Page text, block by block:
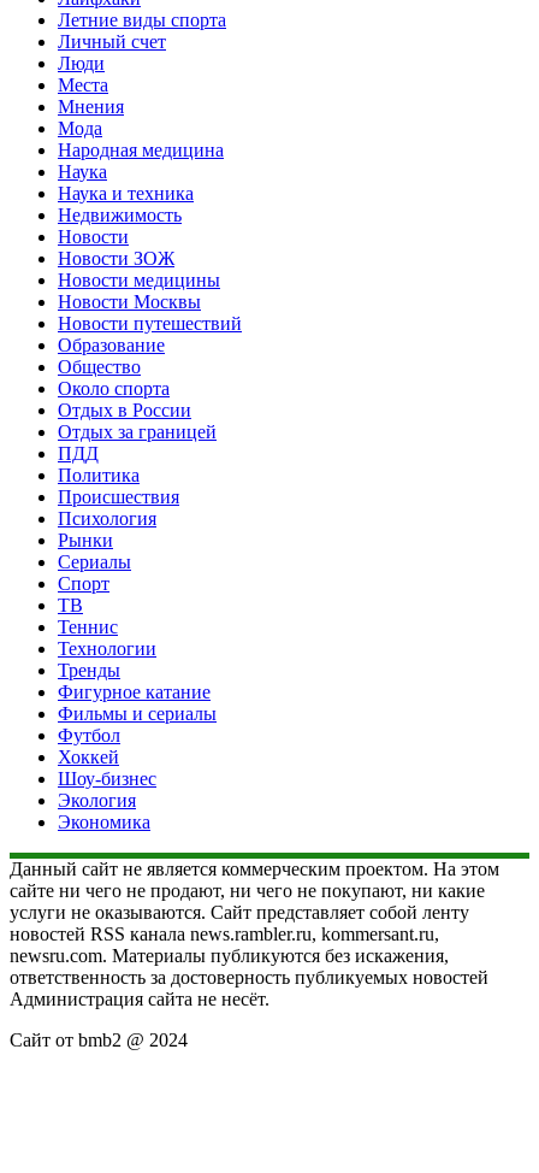
Летние виды спорта
Личный счет
Люди
Места
Мнения
Мода
Народная медицина
Наука
Наука и техника
Недвижимость
Новости
Новости ЗОЖ
Новости медицины
Новости Москвы
Новости путешествий
Образование
Общество
Около спорта
Отдых в России
Отдых за границей
ПДД
Политика
Происшествия
Психология
Рынки
Сериалы
Спорт
ТВ
Теннис
Технологии
Тренды
Фигурное катание
Фильмы и сериалы
Футбол
Хоккей
Шоу-бизнес
Экология
Экономика
Данный сайт не является коммерческим проектом. На этом
сайте ни чего не продают, ни чего не покупают, ни какие
услуги не оказываются. Сайт представляет собой ленту
новостей RSS канала news.rambler.ru, kommersant.ru,
newsru.com. Материалы публикуются без искажения,
ответственность за достоверность публикуемых новостей
Администрация сайта не несёт.
Сайт от bmb2 @ 2024